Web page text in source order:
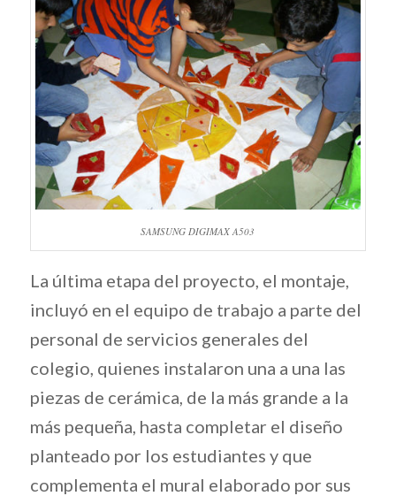
SAMSUNG DIGIMAX A503
La última etapa del proyecto, el montaje,
incluyó en el equipo de trabajo a parte del
personal de servicios generales del
colegio, quienes instalaron una a una las
piezas de cerámica, de la más grande a la
más pequeña, hasta completar el diseño
planteado por los estudiantes y que
complementa el mural elaborado por sus